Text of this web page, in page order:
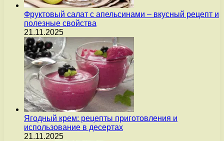
Фруктовый салат с апельсинами – вкусный рецепт и
полезные свойства
21.11.2025
Ягодный крем: рецепты приготовления и
использование в десертах
21.11.2025